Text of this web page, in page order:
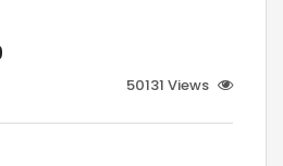
50131 Views